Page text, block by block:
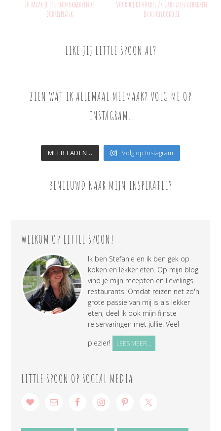
Zo maak je een indrukwekkende
borrelplank
Voor bij de borrel // Garnalen gebakken
in knoflookolie
LIKE JIJ LITTLE SPOON AL?
ZIEN WAT IK ALLEMAAL MEEMAAK? VOLG ME OP
INSTAGRAM!
MEER LADEN... Volg op Instagram
BENIEUWD NAAR MIJN INSPIRATIE?
WELKOM OP LITTLE SPOON!
Ik ben Stefanie en ik ben gek op
koken en lekker eten. Op mijn blog
vind je mijn recepten en lievelings
restaurants. Omdat reizen net zo'n
grote passie van mij is als lekker
eten, deel ik ook mijn fijnste
reiservaringen met jullie. Veel
plezier!
LEES MEER...
LITTLE SPOON OP SOCIAL MEDIA